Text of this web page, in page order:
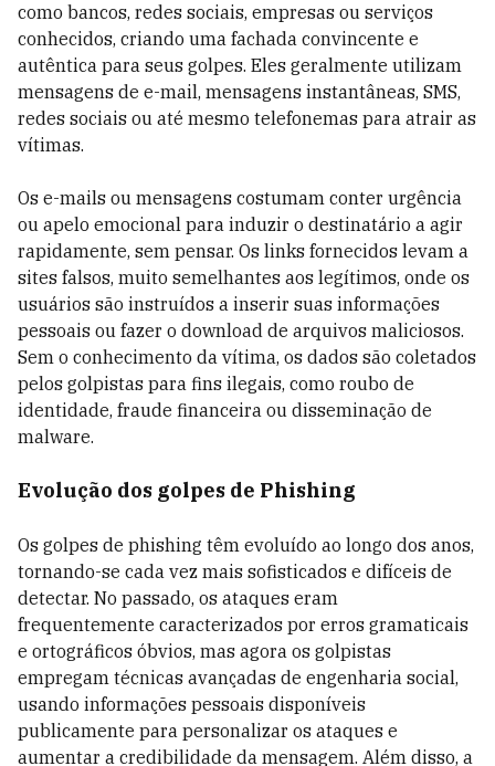
como bancos, redes sociais, empresas ou serviços
conhecidos, criando uma fachada convincente e
autêntica para seus golpes. Eles geralmente utilizam
mensagens de e-mail, mensagens instantâneas, SMS,
redes sociais ou até mesmo telefonemas para atrair as
vítimas.
Os e-mails ou mensagens costumam conter urgência
ou apelo emocional para induzir o destinatário a agir
rapidamente, sem pensar. Os links fornecidos levam a
sites falsos, muito semelhantes aos legítimos, onde os
usuários são instruídos a inserir suas informações
pessoais ou fazer o download de arquivos maliciosos.
Sem o conhecimento da vítima, os dados são coletados
pelos golpistas para fins ilegais, como roubo de
identidade, fraude financeira ou disseminação de
malware.
Evolução dos golpes de Phishing
Os golpes de phishing têm evoluído ao longo dos anos,
tornando-se cada vez mais sofisticados e difíceis de
detectar. No passado, os ataques eram
frequentemente caracterizados por erros gramaticais
e ortográficos óbvios, mas agora os golpistas
empregam técnicas avançadas de engenharia social,
usando informações pessoais disponíveis
publicamente para personalizar os ataques e
aumentar a credibilidade da mensagem. Além disso, a